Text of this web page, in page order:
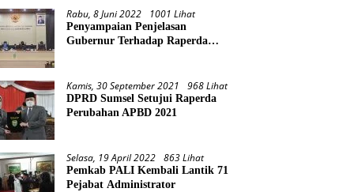
Rabu, 8 Juni 2022 1001 Lihat
Penyampaian Penjelasan
Gubernur Terhadap Raperda
Kamis, 30 September 2021 968 Lihat
DPRD Sumsel Setujui Raperda
Perubahan APBD 2021
Selasa, 19 April 2022 863 Lihat
Pemkab PALI Kembali Lantik 71
Pejabat Administrator